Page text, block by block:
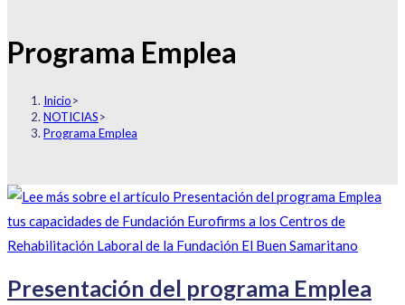
Programa Emplea
Inicio>
NOTICIAS>
Programa Emplea
Presentación del programa Emplea